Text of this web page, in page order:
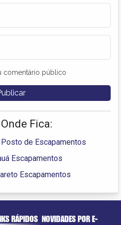
comentário público
Fica:
de Escapamentos
Escapamentos
Escapamentos
RÁPIDOS NOVIDADES POR E-